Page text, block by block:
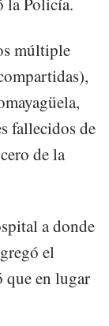
múltiple
fallecidos de
de la
a donde
el
en lugar